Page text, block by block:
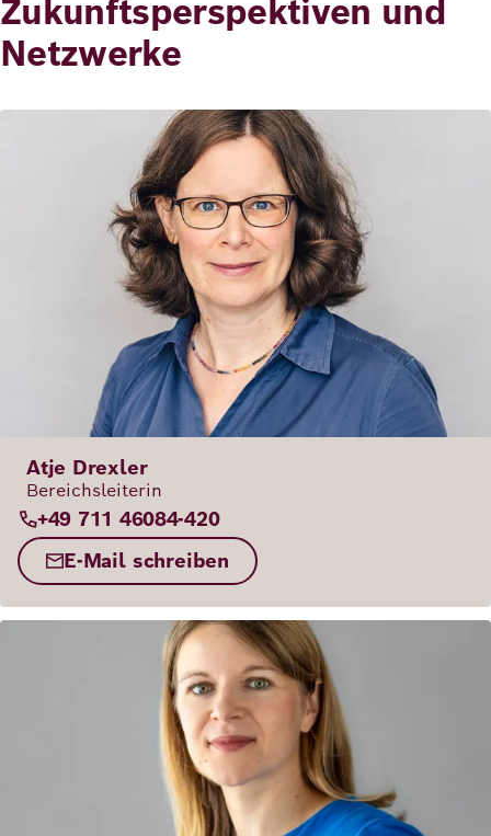
Zukunftsperspektiven und
Netzwerke
Atje Drexler
Bereichsleiterin
+49 711 46084-420
E-Mail schreiben